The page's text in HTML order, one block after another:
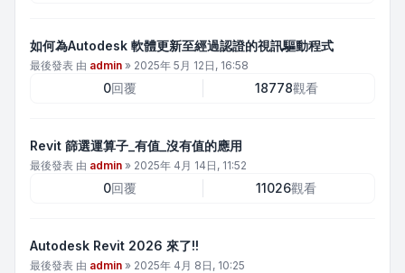
如何為Autodesk 軟體更新至經過認證的視訊驅動程式
最後發表 由 admin » 2025年 5月 12日, 16:58
0回覆 18778觀看
Revit 篩選運算子_有值_沒有值的應用
最後發表 由 admin » 2025年 4月 14日, 11:52
0回覆 11026觀看
Autodesk Revit 2026 來了!!
最後發表 由 admin » 2025年 4月 8日, 10:25